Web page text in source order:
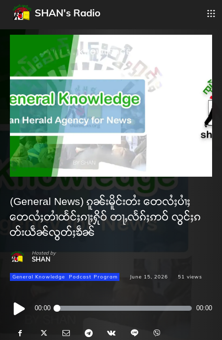
SHAN's Radio
(General News) ၵူၼ်းမိူင်းတႆး တေလႆႈပၢႆႈ
တေလႆႈတၢႆထႅင်ႈၵႃႈႁိုဝ် တႃႇလႅၵ်ႈဢဝ် လွင်ႈၵ
တ်းယဵၼ်လွတ်ႈၶဵၼ်
Hosted by
SHAN
General Knowledge Podcast Program June 15, 2026 51 views
Audio
Player
00:00 00:00